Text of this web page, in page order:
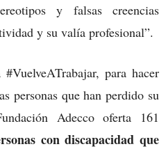
y falsas creencias
y su valía profesional”.
para hacer
personas que han perdido su
Adecco oferta 161
con discapacidad que